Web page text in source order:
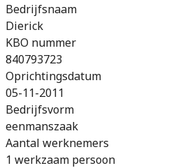
Bedrijfsnaam
Dierick
KBO nummer
840793723
Oprichtingsdatum
05-11-2011
Bedrijfsvorm
eenmanszaak
Aantal werknemers
1 werkzaam persoon